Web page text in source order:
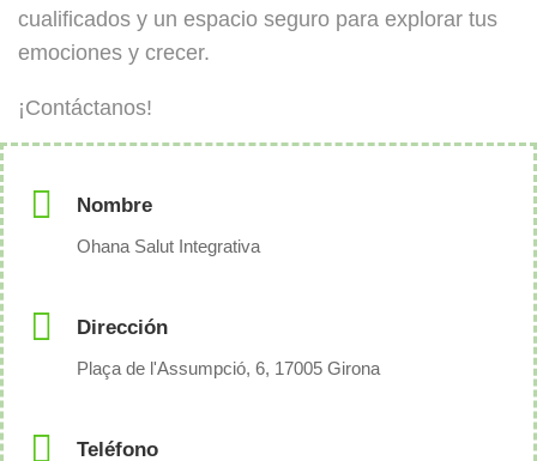
cualificados y un espacio seguro para explorar tus
emociones y crecer.
¡Contáctanos!
Nombre
Ohana Salut Integrativa
Dirección
Plaça de l'Assumpció, 6, 17005 Girona
Teléfono